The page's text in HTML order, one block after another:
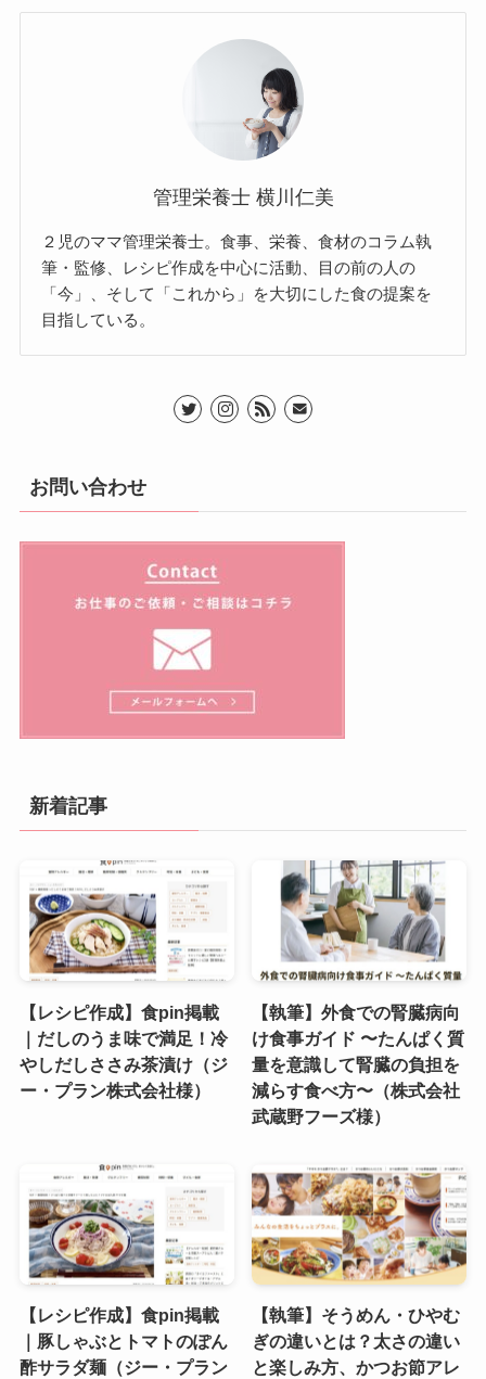
管理栄養士 横川仁美
２児のママ管理栄養士。食事、栄養、食材のコラム執
筆・監修、レシピ作成を中心に活動、目の前の人の
「今」、そして「これから」を大切にした食の提案を
目指している。
お問い合わせ
新着記事
【レシピ作成】食pin掲載
｜だしのうま味で満足！冷
やしだしささみ茶漬け（ジ
ー・プラン株式会社様）
【執筆】外食での腎臓病向
け食事ガイド 〜たんぱく質
量を意識して腎臓の負担を
減らす食べ方〜（株式会社
武蔵野フーズ様）
【レシピ作成】食pin掲載
｜豚しゃぶとトマトのぽん
酢サラダ麺（ジー・プラン
【執筆】そうめん・ひやむ
ぎの違いとは？太さの違い
と楽しみ方、かつお節アレ